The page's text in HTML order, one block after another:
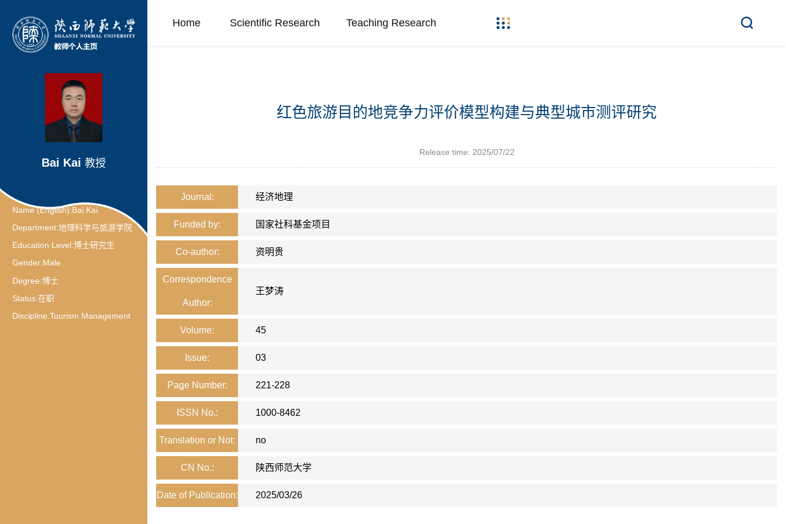
Home Scientific Research Teaching Research
Bai Kai 教授
Name (English):Bai Kai
Department:地理科学与旅游学院
Education Level:博士研究生
Gender:Male
Degree:博士
Status:在职
Discipline:Tourism Management
红色旅游目的地竞争力评价模型构建与典型城市测评研究
Release time: 2025/07/22
Journal: 经济地理
Funded by: 国家社科基金项目
Co-author: 资明贵
Correspondence
Author:
王梦涛
Volume: 45
Issue: 03
Page Number: 221-228
ISSN No.: 1000-8462
Translation or Not: no
CN No.: 陕西师范大学
Date of Publication: 2025/03/26